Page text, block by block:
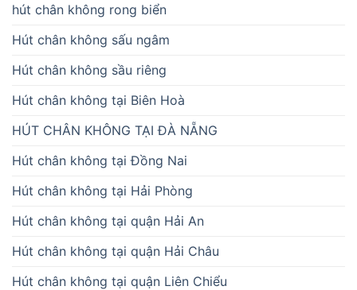
hút chân không rong biển
Hút chân không sấu ngâm
Hút chân không sầu riêng
Hút chân không tại Biên Hoà
HÚT CHÂN KHÔNG TẠI ĐÀ NẴNG
Hút chân không tại Đồng Nai
Hút chân không tại Hải Phòng
Hút chân không tại quận Hải An
Hút chân không tại quận Hải Châu
Hút chân không tại quận Liên Chiểu